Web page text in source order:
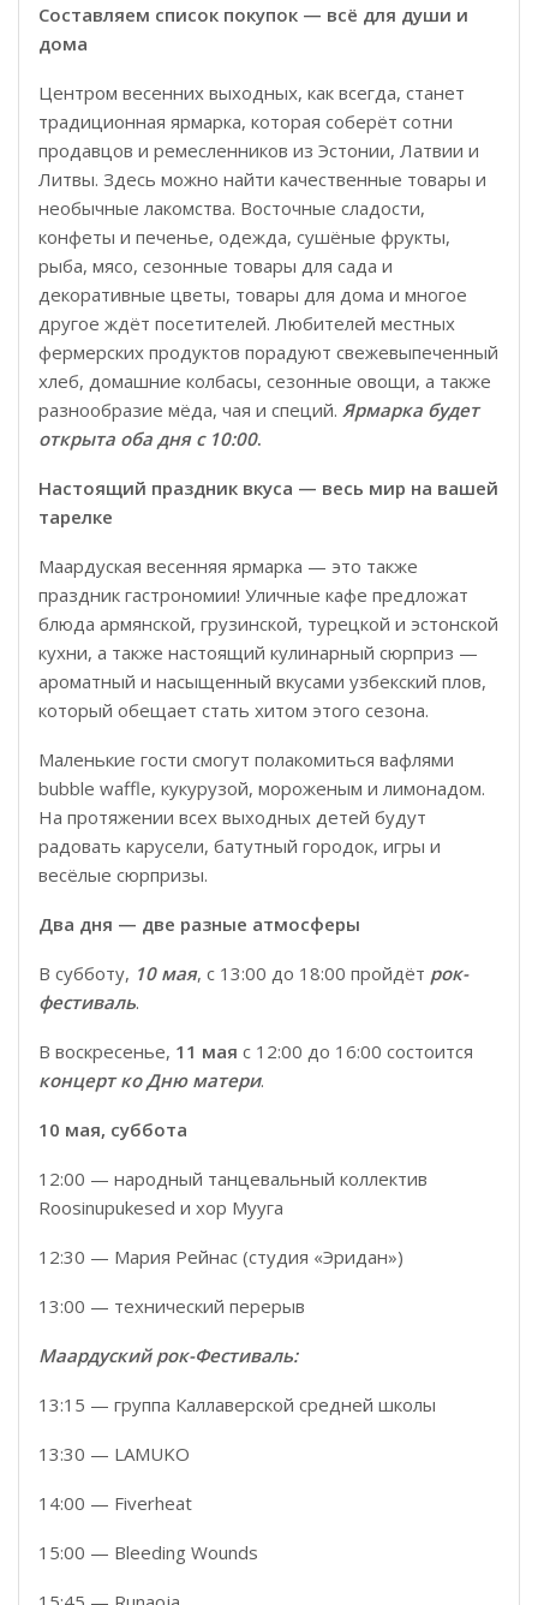
Составляем список покупок — всё для души и
дома
Центром весенних выходных, как всегда, станет
традиционная ярмарка, которая соберёт сотни
продавцов и ремесленников из Эстонии, Латвии и
Литвы. Здесь можно найти качественные товары и
необычные лакомства. Восточные сладости,
конфеты и печенье, одежда, сушёные фрукты,
рыба, мясо, сезонные товары для сада и
декоративные цветы, товары для дома и многое
другое ждёт посетителей. Любителей местных
фермерских продуктов порадуют свежевыпеченный
хлеб, домашние колбасы, сезонные овощи, а также
разнообразие мёда, чая и специй. Ярмарка будет
открыта оба дня с 10:00.
Настоящий праздник вкуса — весь мир на вашей
тарелке
Маардуская весенняя ярмарка — это также
праздник гастрономии! Уличные кафе предложат
блюда армянской, грузинской, турецкой и эстонской
кухни, а также настоящий кулинарный сюрприз —
ароматный и насыщенный вкусами узбекский плов,
который обещает стать хитом этого сезона.
Маленькие гости смогут полакомиться вафлями
bubble waffle, кукурузой, мороженым и лимонадом.
На протяжении всех выходных детей будут
радовать карусели, батутный городок, игры и
весёлые сюрпризы.
Два дня — две разные атмосферы
В субботу, 10 мая, с 13:00 до 18:00 пройдёт рок-
фестиваль.
В воскресенье, 11 мая с 12:00 до 16:00 состоится
концерт ко Дню матери.
10 мая, суббота
12:00 — народный танцевальный коллектив
Roosinupukesed и хор Мууга
12:30 — Мария Рейнас (студия «Эридан»)
13:00 — технический перерыв
Маардуский рок-Фестиваль:
13:15 — группа Каллаверской средней школы
13:30 — LAMUKO
14:00 — Fiverheat
15:00 — Bleeding Wounds